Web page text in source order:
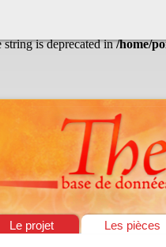
string is deprecated in/home/
Le projet Les pièces